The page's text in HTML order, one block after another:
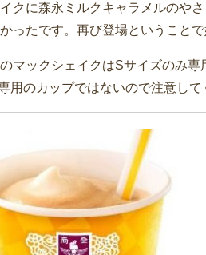
クに森永ミルクキャラメルのや
ったです。再び登場ということで
マックシェイクはSサイズのみ専
用のカップではないので注意して